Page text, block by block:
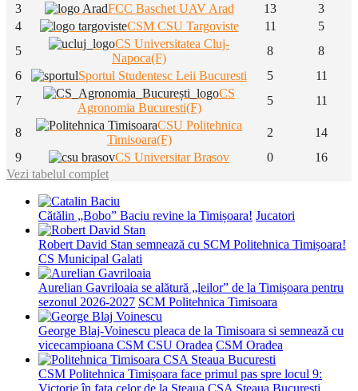
3
FCC Baschet UAV Arad 13
3
4
CSM CSU Targoviste 11
5
5
CS Universitatea Cluj-
Napoca(F)
8
8
6
Sportul Studentesc Leii Bucuresti 5
11
7
CS
Agronomia Bucuresti(F)
5 11
8
CSU Politehnica
Timisoara(F)
2
14
9
CS Universitar Brasov 0
16
Vezi tabelul complet
Cătălin „Bobo” Baciu revine la Timișoara! Jucatori
Robert David Stan semnează cu SCM Politehnica Timișoara!
CS Municipal Galati
Aurelian Gavriloaia se alătură „leilor” de la Timișoara pentru
sezonul 2026-2027 SCM Politehnica Timisoara
George Blaj-Voinescu pleaca de la Timisoara si semnează cu
vicecampioana CSM CSU Oradea CSM Oradea
CSM Politehnica Timișoara face primul pas spre locul 9:
Victorie în fața celor de la Steaua CSA Steaua Bucuresti